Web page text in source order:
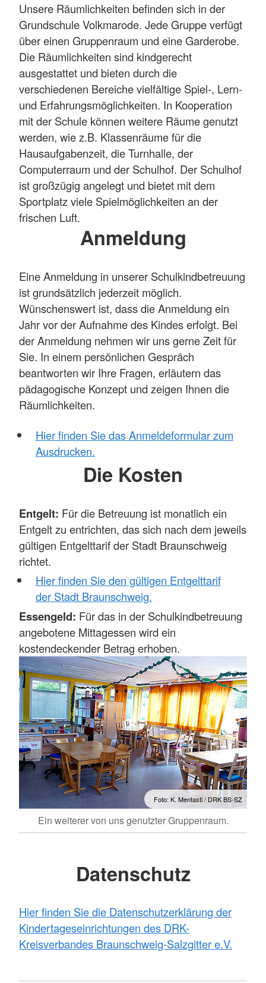
Unsere Räumlichkeiten befinden sich in der
Grundschule Volkmarode. Jede Gruppe verfügt
über einen Gruppenraum und eine Garderobe.
Die Räumlichkeiten sind kindgerecht
ausgestattet und bieten durch die
verschiedenen Bereiche vielfältige Spiel-, Lern-
und Erfahrungsmöglichkeiten. In Kooperation
mit der Schule können weitere Räume genutzt
werden, wie z.B. Klassenräume für die
Hausaufgabenzeit, die Turnhalle, der
Computerraum und der Schulhof. Der Schulhof
ist großzügig angelegt und bietet mit dem
Sportplatz viele Spielmöglichkeiten an der
frischen Luft.
Anmeldung
Eine Anmeldung in unserer Schulkindbetreuung
ist grundsätzlich jederzeit möglich.
Wünschenswert ist, dass die Anmeldung ein
Jahr vor der Aufnahme des Kindes erfolgt. Bei
der Anmeldung nehmen wir uns gerne Zeit für
Sie. In einem persönlichen Gespräch
beantworten wir Ihre Fragen, erläutern das
pädagogische Konzept und zeigen Ihnen die
Räumlichkeiten.
Hier finden Sie das Anmeldeformular zum
Ausdrucken.
Foto: K. Mentasti / DRK BS-SZ
Ein weiterer von uns genutzter Gruppenraum.
Die Kosten
Entgelt: Für die Betreuung ist monatlich ein
Entgelt zu entrichten, das sich nach dem jeweils
gültigen Entgelttarif der Stadt Braunschweig
richtet.
Hier finden Sie den gültigen Entgelttarif
der Stadt Braunschweig.
Essengeld: Für das in der Schulkindbetreuung
angebotene Mittagessen wird ein
kostendeckender Betrag erhoben.
Datenschutz
Hier finden Sie die Datenschutzerklärung der
Kindertageseinrichtungen des DRK-
Kreisverbandes Braunschweig-Salzgitter e.V.